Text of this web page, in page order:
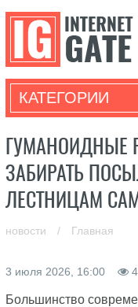
КАТЕГОРИИ
ГУМАНОИДНЫЕ
ЗАБИРАТЬ
ЛЕСТНИЦАМ
новости / Главная
3 июля 2026, 16:00
Большинство